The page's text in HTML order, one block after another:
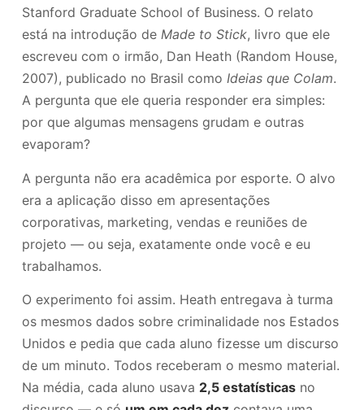
Stanford Graduate School of Business. O relato
está na introdução de Made to Stick, livro que ele
escreveu com o irmão, Dan Heath (Random House,
2007), publicado no Brasil como Ideias que Colam.
A pergunta que ele queria responder era simples:
por que algumas mensagens grudam e outras
evaporam?
A pergunta não era acadêmica por esporte. O alvo
era a aplicação disso em apresentações
corporativas, marketing, vendas e reuniões de
projeto — ou seja, exatamente onde você e eu
trabalhamos.
O experimento foi assim. Heath entregava à turma
os mesmos dados sobre criminalidade nos Estados
Unidos e pedia que cada aluno fizesse um discurso
de um minuto. Todos receberam o mesmo material.
Na média, cada aluno usava 2,5 estatísticasno